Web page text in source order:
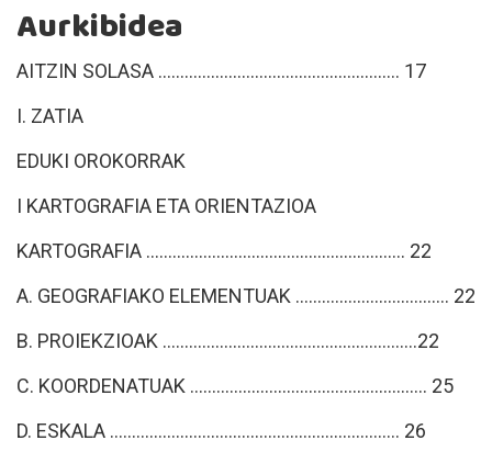
Aurkibidea
AITZIN SOLASA ....................................................... 17
I. ZATIA
EDUKI OROKORRAK
I KARTOGRAFIA ETA ORIENTAZIOA
KARTOGRAFIA ........................................................... 22
A. GEOGRAFIAKO ELEMENTUAK ................................... 22
B. PROIEKZIOAK ..........................................................22
C. KOORDENATUAK ...................................................... 25
D. ESKALA .................................................................. 26